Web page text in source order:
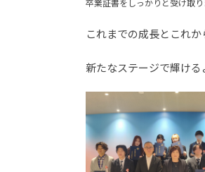
これまでの成長とこれ
新たなステージで輝け